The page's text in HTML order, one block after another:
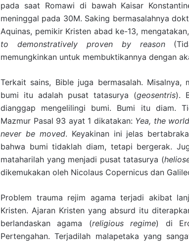
pada saat Romawi di bawah Kaisar
meninggal pada 30M. Saking bermasalahnya
Aquinas, pemikir Kristen abad ke-13,
to demonstratively proven by reason
memungkinkan untuk membuktikannya dengan
Terkait sains, Bible juga bermasalah. Misalnya,
bumi itu adalah pusat tatasurya (geosentris).
dianggap mengelilingi bumi. Bumi itu diam.
Mazmur Pasal 93 ayat 1 dikatakan: Yea, the
never be moved. Keyakinan ini jelas
bahwa bumi tidaklah diam, tetapi bergerak.
mataharilah yang menjadi pusat tatasurya (
dikemukakan oleh Nicolaus Copernicus dan
Problem trauma rejim agama terjadi akibat
Kristen. Ajaran Kristen yang absurd itu
berlandaskan agama (religious regime) di
Pertengahan. Terjadilah malapetaka yang